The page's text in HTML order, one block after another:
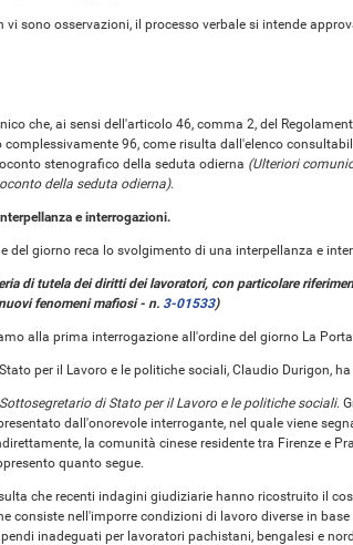
vi sono osservazioni, il processo verbale si intende
che, ai sensi dell'articolo 46, comma 2, del
complessivamente 96, come risulta dall'elenco
stenografico della seduta odierna (Ulteriori
della seduta odierna).
e interrogazioni.
del giorno reca lo svolgimento di una interpellanza e
di tutela dei diritti dei lavoratori, con particolare
fenomeni mafiosi - n. 3-01533)
alla prima interrogazione all'ordine del giorno La
per il Lavoro e le politiche sociali, Claudio Durigon,
Sottosegretario di Stato per il Lavoro e le politiche sociali.
dall'onorevole interrogante, nel quale viene
la comunità cinese residente tra Firenze e
quanto segue.
che recenti indagini giudiziarie hanno ricostruito il
consiste nell'imporre condizioni di lavoro diverse in
inadeguati per lavoratori pachistani, bengalesi e